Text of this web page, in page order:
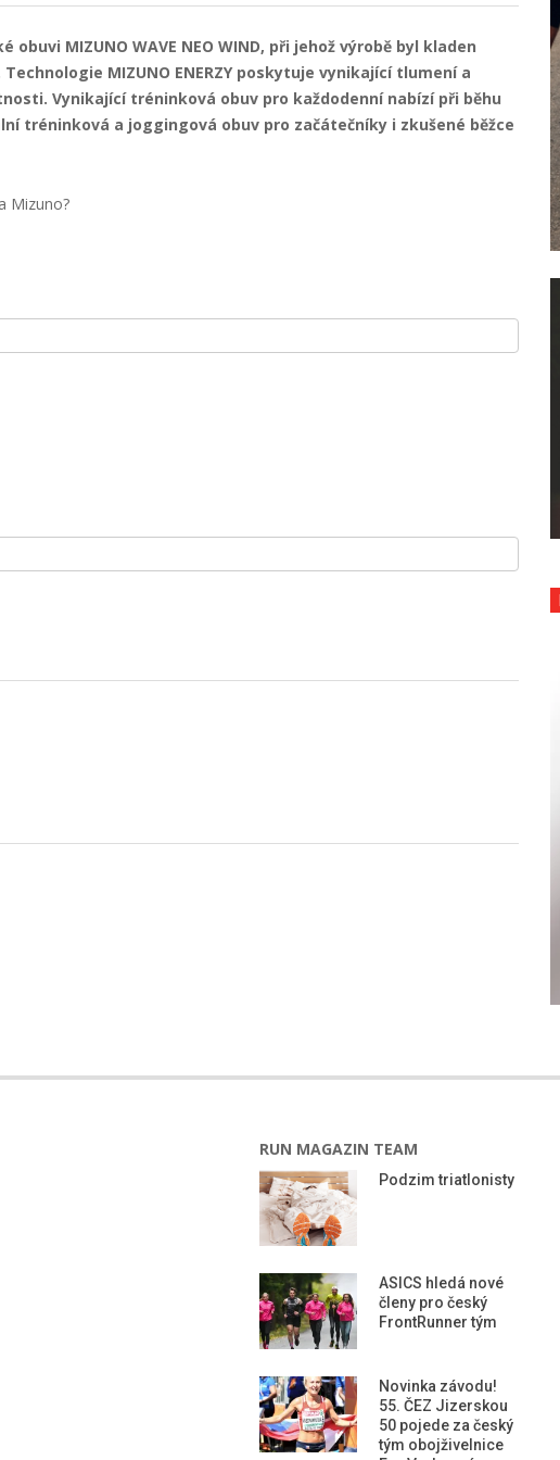
MIZUNO WAVE NEO WIND, při jehož výrobě byl kladen
MIZUNO ENERZY poskytuje vynikající tlumení a
Vynikající tréninková obuv pro každodenní nabízí při běhu
tréninková a joggingová obuv pro začátečníky i zkušené běžce
Mizuno?
RUN MAGAZIN TEAM
Podzim triatlonisty
ASICS hledá nové
členy pro český
FrontRunner tým
Novinka závodu!
55. ČEZ Jizerskou
50 pojede za český
tým obojživelnice